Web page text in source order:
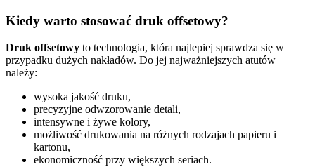
Kiedy warto stosować druk offsetowy?
Druk offsetowy to technologia, która najlepiej sprawdza się w
przypadku dużych nakładów. Do jej najważniejszych atutów
należy:
wysoka jakość druku,
precyzyjne odwzorowanie detali,
intensywne i żywe kolory,
możliwość drukowania na różnych rodzajach papieru i
kartonu,
ekonomiczność przy większych seriach.